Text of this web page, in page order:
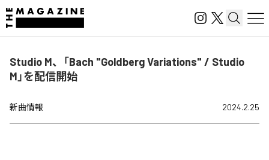
Studio M、「Bach "Goldberg Variations" / Studio
M」を配信開始
新曲情報 2024.2.25